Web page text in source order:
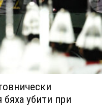
убити при